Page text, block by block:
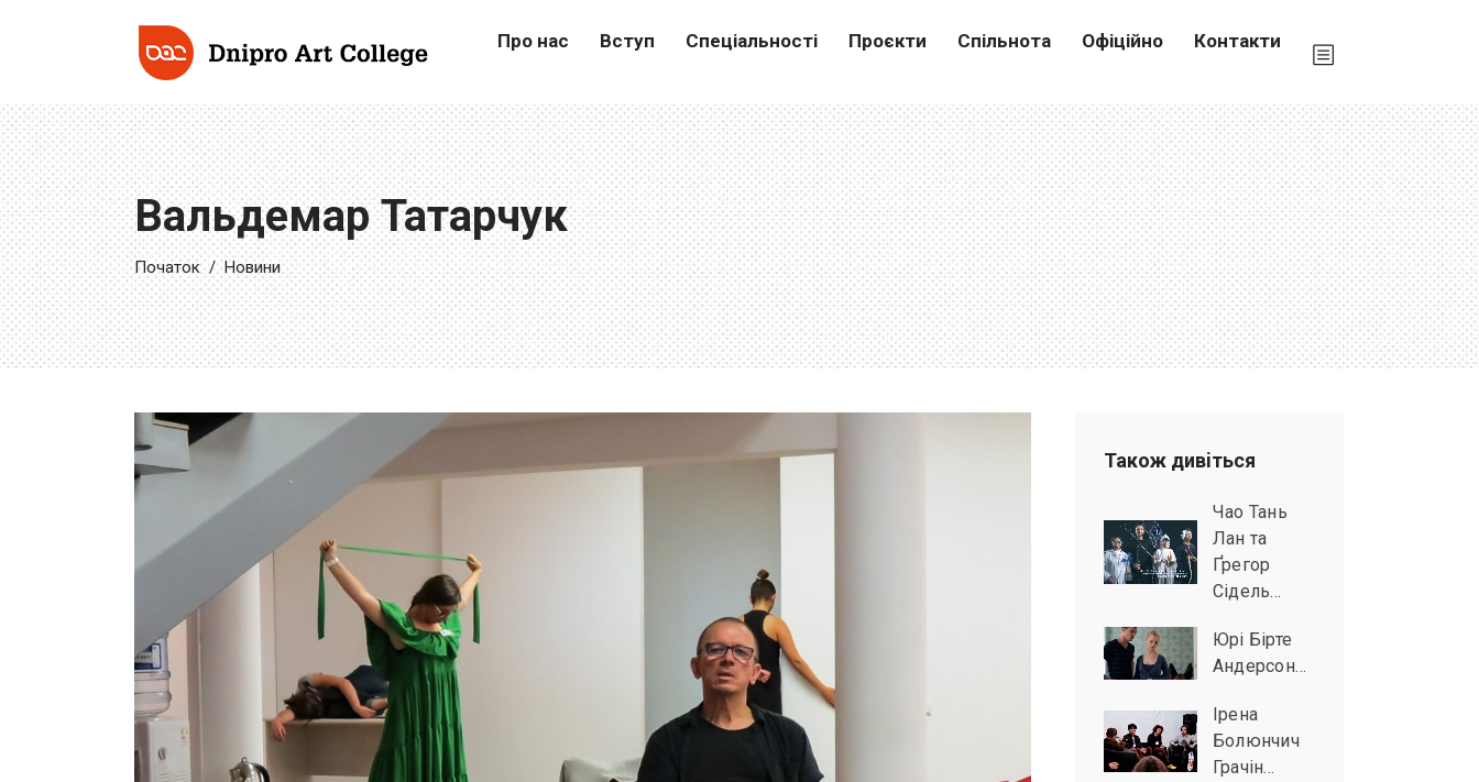
Про нас Вступ Спеціальності Проєкти Спільнота Офіційно Контакти
Вальдемар Татарчук
Початок/Новини
Також дивiться
Чао Тань
Лан та
Ґрегор
Сідель…
Юрі Бірте
Андерсон…
Ірена
Болюнчич
Грачін…